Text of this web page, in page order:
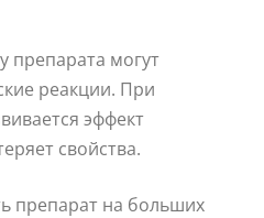
препарата могут
реакции. При
эффект
свойства.
препарат на больших